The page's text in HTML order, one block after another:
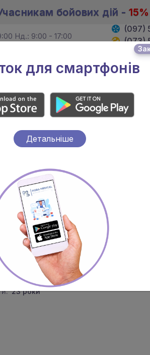
бойових дій - 15%
Нд.: 9:00 - 17:00
Нд.: вихідний
(097)
(073)
ЛІКАРІ АКЦІЇ
Микола Костянтинович
уролог
23 роки
для смартфонів
Детальніше